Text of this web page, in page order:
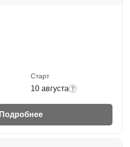
Старт
10 августа
Подробнее